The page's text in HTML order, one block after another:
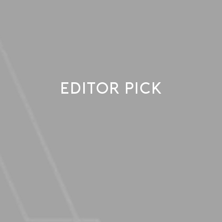
EDITOR PICK